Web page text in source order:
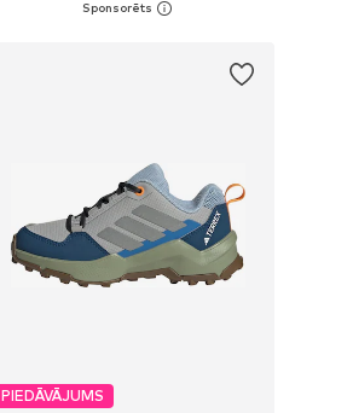
Pievienot grozam
PIEDĀVĀJUMS